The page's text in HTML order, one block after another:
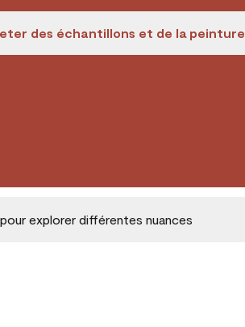
des échantillons et de la peinture
explorer différentes nuances